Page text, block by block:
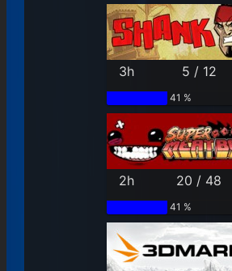
3h 5 / 12
41 %
2h 20 / 48
41 %